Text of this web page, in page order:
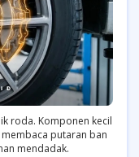
roda. Komponen kecil
putaran ban
mendadak.